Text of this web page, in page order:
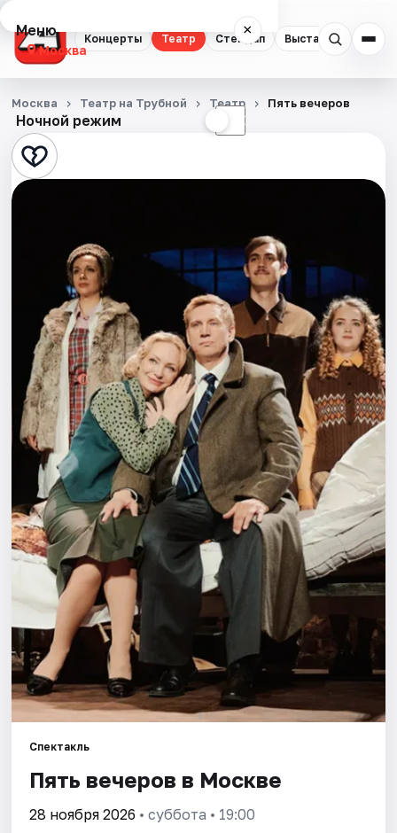
Концерты Театр Стендап Выставки
Меню ×
Москва
Концерты
Театр
Стендап
Квесты
Экскурсии
Спорт
События
Города
Площадки
Артисты
Рейтинги
Ночной режим ☾
Москва Театр на Трубной Театр Пять вечеров
Спектакль
Пять вечеров в Москве
28 ноября 2026 • суббота • 19:00